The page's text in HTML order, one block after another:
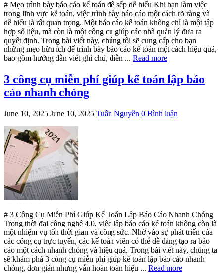
# Mẹo trình bày báo cáo kế toán để sếp dễ hiểu Khi bạn làm việc
trong lĩnh vực kế toán, việc trình bày báo cáo một cách rõ ràng và
dễ hiểu là rất quan trọng. Một báo cáo kế toán không chỉ là một tập
hợp số liệu, mà còn là một công cụ giúp các nhà quản lý đưa ra
quyết định. Trong bài viết này, chúng tôi sẽ cung cấp cho bạn
những mẹo hữu ích để trình bày báo cáo kế toán một cách hiệu quả,
bao gồm hướng dẫn viết ghi chú, diễn ... Read more
3 công cụ miễn phí giúp kế toán lập báo
cáo nhanh chóng
June 10, 2025 June 10, 2025 Tuấn Nguyễn 0 Bình luận
# 3 Công Cụ Miễn Phí Giúp Kế Toán Lập Báo Cáo Nhanh Chóng
Trong thời đại công nghệ 4.0, việc lập báo cáo kế toán không còn là
một nhiệm vụ tốn thời gian và công sức. Nhờ vào sự phát triển của
các công cụ trực tuyến, các kế toán viên có thể dễ dàng tạo ra báo
cáo một cách nhanh chóng và hiệu quả. Trong bài viết này, chúng ta
sẽ khám phá 3 công cụ miễn phí giúp kế toán lập báo cáo nhanh
chóng, đơn giản nhưng vẫn hoàn toàn hiệu ... Read more